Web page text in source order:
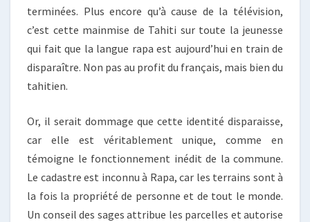
terminées. Plus encore qu’à cause de la télévision,
c’est cette mainmise de Tahiti sur toute la jeunesse
qui fait que la langue rapa est aujourd’hui en train de
disparaître. Non pas au profit du français, mais bien du
tahitien.
Or, il serait dommage que cette identité disparaisse,
car elle est véritablement unique, comme en
témoigne le fonctionnement inédit de la commune.
Le cadastre est inconnu à Rapa, car les terrains sont à
la fois la propriété de personne et de tout le monde.
Un conseil des sages attribue les parcelles et autorise